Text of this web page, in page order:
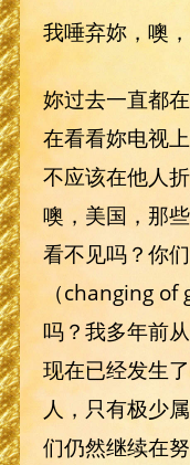
我唾弃妳，噢，
妳过去一直都
在看看妳电视
不应该在他人
噢，美国，那
看不见吗？你
（changing of
吗？我多年前
现在已经发生
人，只有极少
们仍然继续在